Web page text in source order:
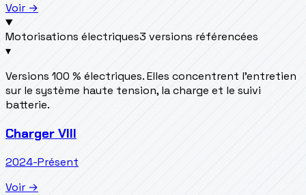
Voir →
Motorisations électriques3 versions référencées
▾
Versions 100 % électriques. Elles concentrent l’entretien
sur le système haute tension, la charge et le suivi
batterie.
Charger VIII
2024-Présent
Voir →